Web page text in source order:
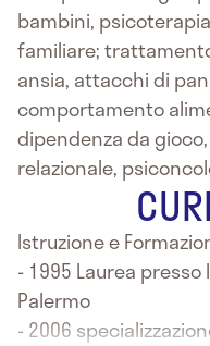
bambini,
familiare;
ansia, attacchi di
comportamento
dipendenza da
relazionale,
Istruzione e
- 1995 Laurea
Palermo
- 2006